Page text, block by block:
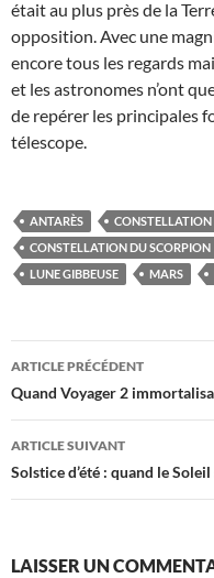
était au plus près de la
opposition. Avec une
encore tous les regards
et les astronomes n’ont
de repérer les principales
télescope.
ANTARÈS
CONSTELLATION DU SCORPION
LUNE GIBBEUSE
MARS
Navigation
des
articles
ARTICLE PRÉCÉDENT
Quand Voyager 2
ARTICLE SUIVANT
Solstice d’été : quand le
LAISSER UN